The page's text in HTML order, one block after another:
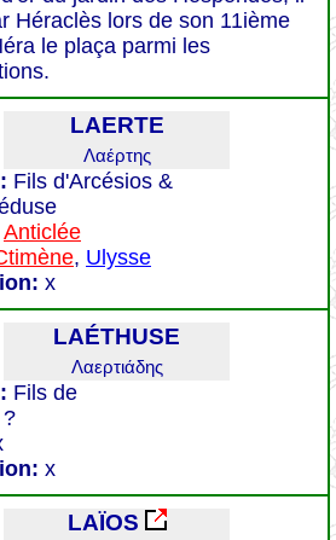
Héraclès lors de son 11ième
le plaça parmi les
LAERTE
Λαέρτης
Fils d'Arcésios &
Anticlée
, Ulysse
x
LAÉTHUSE
Λαερτιάδης
Fils de
?
x
LAÏOS